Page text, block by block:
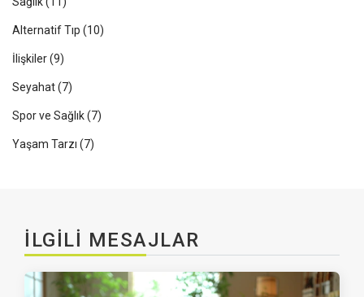
Alternatif Tıp (10)
İlişkiler(9)
Seyahat(7)
Spor ve Sağlık(7)
Yaşam Tarzı (7)
İLGILI MESAJLAR